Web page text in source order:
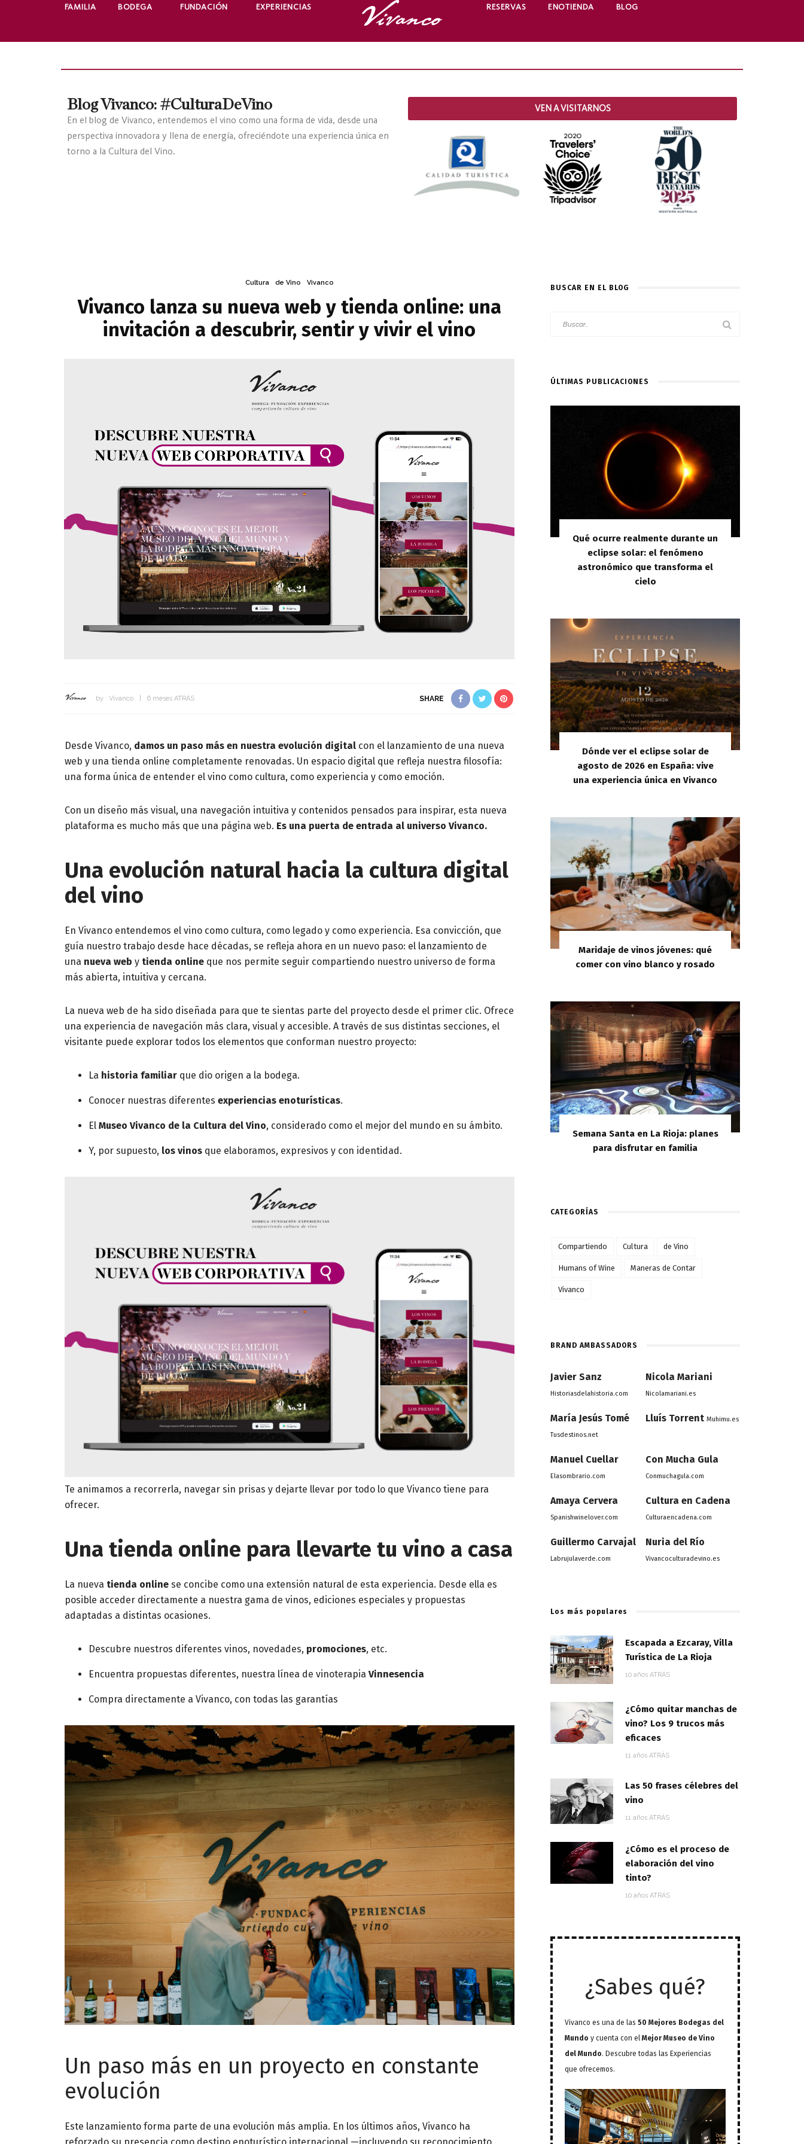
FAMILIA BODEGA FUNDACIÓN EXPERIENCIAS RESERVAS ENOTIENDA BLOG
Blog Vivanco: #CulturaDeVino
En el blog de Vivanco, entendemos el vino como una forma de vida, desde una
perspectiva innovadora y llena de energía, ofreciéndote una experiencia única en
torno a la Cultura del Vino.
VEN A VISITARNOS
Cultura de Vino Vivanco
Vivanco lanza su nueva web y tienda online: una
invitación a descubrir, sentir y vivir el vino
by : Vivanco 6 meses ATRÁS SHARE
Desde Vivanco, damos un paso más en nuestra evolución digital con el lanzamiento de una nueva
web y una tienda online completamente renovadas. Un espacio digital que refleja nuestra filosofía:
una forma única de entender el vino como cultura, como experiencia y como emoción.
Con un diseño más visual, una navegación intuitiva y contenidos pensados para inspirar, esta nueva
plataforma es mucho más que una página web. Es una puerta de entrada al universo Vivanco.
Una evolución natural hacia la cultura digital
del vino
En Vivanco entendemos el vino como cultura, como legado y como experiencia. Esa convicción, que
guía nuestro trabajo desde hace décadas, se refleja ahora en un nuevo paso: el lanzamiento de
una nueva web y tienda online que nos permite seguir compartiendo nuestro universo de forma
más abierta, intuitiva y cercana.
La nueva web de ha sido diseñada para que te sientas parte del proyecto desde el primer clic. Ofrece
una experiencia de navegación más clara, visual y accesible. A través de sus distintas secciones, el
visitante puede explorar todos los elementos que conforman nuestro proyecto:
La historia familiar que dio origen a la bodega.
Conocer nuestras diferentes experiencias enoturísticas.
El Museo Vivanco de la Cultura del Vino, considerado como el mejor del mundo en su ámbito.
Y, por supuesto, los vinos que elaboramos, expresivos y con identidad.
Te animamos a recorrerla, navegar sin prisas y dejarte llevar por todo lo que Vivanco tiene para
ofrecer.
Una tienda online para llevarte tu vino a casa
La nueva tienda online se concibe como una extensión natural de esta experiencia. Desde ella es
posible acceder directamente a nuestra gama de vinos, ediciones especiales y propuestas
adaptadas a distintas ocasiones.
Descubre nuestros diferentes vinos, novedades, promociones, etc.
Encuentra propuestas diferentes, nuestra línea de vinoterapia Vinnesencia
Compra directamente a Vivanco, con todas las garantías
Un paso más en un proyecto en constante
evolución
Este lanzamiento forma parte de una evolución más amplia. En los últimos años, Vivanco ha
BUSCAR EN EL BLOG
ÚLTIMAS PUBLICACIONES
Qué ocurre realmente durante un
eclipse solar: el fenómeno
astronómico que transforma el
cielo
Dónde ver el eclipse solar de
agosto de 2026 en España: vive
una experiencia única en Vivanco
Maridaje de vinos jóvenes: qué
comer con vino blanco y rosado
Semana Santa en La Rioja: planes
para disfrutar en familia
CATEGORÍAS
Compartiendo Cultura de Vino
Humans of Wine Maneras de Contar
Vivanco
BRAND AMBASSADORS
Javier Sanz
Historiasdelahistoria.com
Nicola Mariani
Nicolamariani.es
María Jesús Tomé
Tusdestinos.net
Lluís Torrent Muhimu.es
Manuel Cuellar
Elasombrario.com
Con Mucha Gula
Conmuchagula.com
Amaya Cervera
Spanishwinelover.com
Cultura en Cadena
Culturaencadena.com
Guillermo Carvajal
Labrujulaverde.com
Nuria del Río
Vivancoculturadevino.es
Los más populares
Escapada a Ezcaray, Villa
Turística de La Rioja
10 años ATRÁS
¿Cómo quitar manchas de
vino? Los 9 trucos más
eficaces
11 años ATRÁS
Las 50 frases célebres del
vino
11 años ATRÁS
¿Cómo es el proceso de
elaboración del vino
tinto?
10 años ATRÁS
¿Sabes qué?
Vivanco es una de las50 Mejores Bodegas del
Mundo y cuenta con elMejor Museo de Vino
del Mundo. Descubre todas las Experiencias
que ofrecemos.